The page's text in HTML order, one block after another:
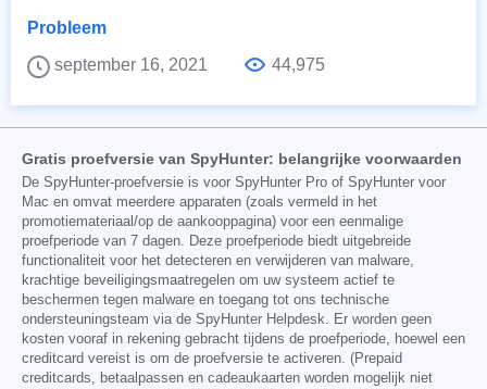
Probleem
september 16, 2021
44,975
Gratis proefversie van SpyHunter: belangrijke voorwaarden
De SpyHunter-proefversie is voor SpyHunter Pro of SpyHunter voor
Mac en omvat meerdere apparaten (zoals vermeld in het
promotiemateriaal/op de aankooppagina) voor een eenmalige
proefperiode van 7 dagen. Deze proefperiode biedt uitgebreide
functionaliteit voor het detecteren en verwijderen van malware,
krachtige beveiligingsmaatregelen om uw systeem actief te
beschermen tegen malware en toegang tot ons technische
ondersteuningsteam via de SpyHunter Helpdesk. Er worden geen
kosten vooraf in rekening gebracht tijdens de proefperiode, hoewel een
creditcard vereist is om de proefversie te activeren. (Prepaid
creditcards, betaalpassen en cadeaukaarten worden mogelijk niet